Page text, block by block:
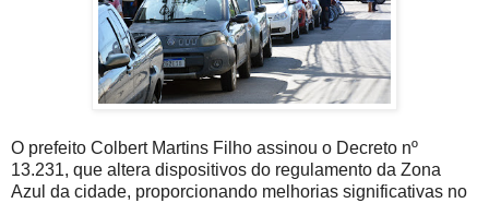
O prefeito Colbert Martins Filho assinou o Decreto nº
13.231, que altera dispositivos do regulamento da Zona
Azul da cidade, proporcionando melhorias significativas no